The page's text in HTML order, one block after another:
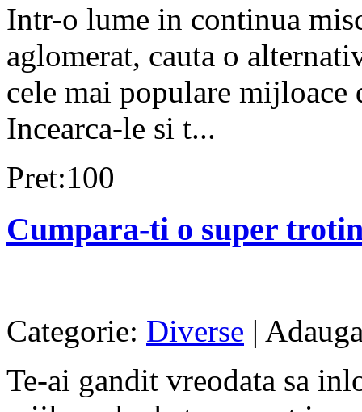
Intr-o lume in continua
aglomerat, cauta o
cele mai populare
Incearca-le si t...
Pret:100
Cumpara-ti o super
Categorie: Diverse |
Te-ai gandit vreodata sa